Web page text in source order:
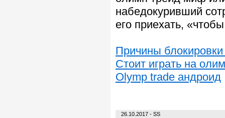
набедокуривший
его приехать,
Причины
Стоит играть на
Olymp trade андроид
26.10.2017 - SS